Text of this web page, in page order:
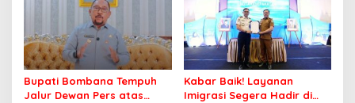
Bupati Bombana Tempuh
Jalur Dewan Pers atas
Kabar Baik! Layanan
Imigrasi Segera Hadir di